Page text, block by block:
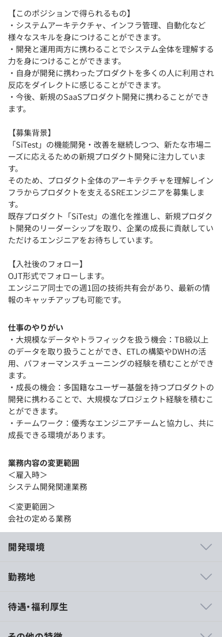
【このポジションで得られるもの】
・システムアーキテクチャ、インフラ管理、自動化など
様々なスキルを身につけることができます。
・開発と運用両方に携わることでシステム全体を理解する
力を身につけることができます。
・自身が開発に携わったプロダクトを多くの人に利用され
反応をダイレクトに感じることができます。
・今後、新規のSaaSプロダクト開発に携わることができ
ます。
【募集背景】
「SiTest」の機能開発・改善を継続しつつ、新たな市場ニ
ーズに応えるための新規プロダクト開発に注力していま
す。
そのため、プロダクト全体のアーキテクチャを理解しイン
フラからプロダクトを支えるSREエンジニアを募集しま
す。
既存プロダクト「SiTest」の進化を推進し、新規プロダク
ト開発のリーダーシップを取り、企業の成長に貢献してい
ただけるエンジニアをお待ちしています。
【入社後のフォロー】
OJT形式でフォローします。
エンジニア同士での週1回の技術共有会があり、最新の情
報のキャッチアップも可能です。
仕事のやりがい
・大規模なデータやトラフィックを扱う機会：TB級以上
のデータを取り扱うことができ、ETLの構築やDWHの活
用、パフォーマンスチューニングの経験を積むことができ
ます。
・成長の機会：多国籍なユーザー基盤を持つプロダクトの
開発に携わることで、大規模なプロジェクト経験を積むこ
とができます。
・チームワーク：優秀なエンジニアチームと協力し、共に
成長できる環境があります。
業務内容の変更範囲
＜雇入時＞
システム開発関連業務
＜変更範囲＞
会社の定める業務
開発環境
・OS やエディタ、IDE といった個人の環境は、各自の責
・全体のスケジュール管理は、途中の成果を随時確認しな
勤務地
待遇・福利厚生